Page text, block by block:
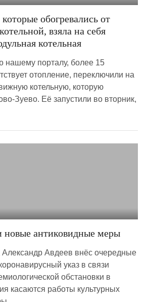
обогревались от
взяла на себя
котельная
нашему порталу, более 15
отопление, переключили на
котельную, которую
Зуево. Её запустили во вторник,
новые антиковидные меры
Александр Авдеев внёс очередные
указ в связи
обстановки в
касаются работы культурных